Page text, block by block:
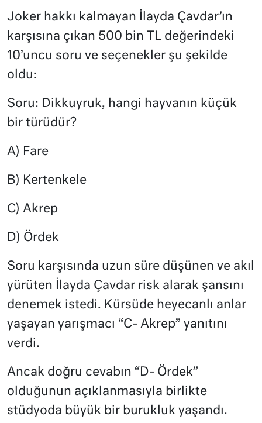
Joker hakkı kalmayan İlayda Çavdar’ın
karşısına çıkan 500 bin TL değerindeki
10’uncu soru ve seçenekler şu şekilde
oldu:
Soru: Dikkuyruk, hangi hayvanın küçük
bir türüdür?
A) Fare
B) Kertenkele
C) Akrep
D) Ördek
Soru karşısında uzun süre düşünen ve akıl
yürüten İlayda Çavdar risk alarak şansını
denemek istedi. Kürsüde heyecanlı anlar
yaşayan yarışmacı “C- Akrep” yanıtını
verdi.
Ancak doğru cevabın “D- Ördek”
olduğunun açıklanmasıyla birlikte
stüdyoda büyük bir burukluk yaşandı.